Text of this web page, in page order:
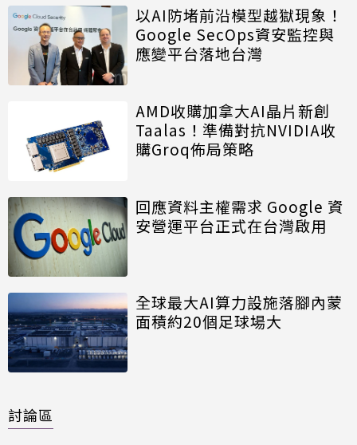
以AI防堵前沿模型越獄現象！
Google SecOps資安監控與
應變平台落地台灣
AMD收購加拿大AI晶片新創
Taalas！準備對抗NVIDIA收
購Groq佈局策略
回應資料主權需求 Google 資
安營運平台正式在台灣啟用
全球最大AI算力設施落腳內蒙
面積約20個足球場大
討論區